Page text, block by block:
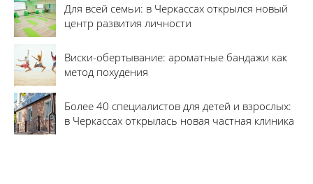
Для всей семьи: в Черкассах открылся новый
центр развития личности
Виски-обертывание: ароматные бандажи как
метод похудения
Более 40 специалистов для детей и взрослых:
в Черкассах открылась новая частная клиника